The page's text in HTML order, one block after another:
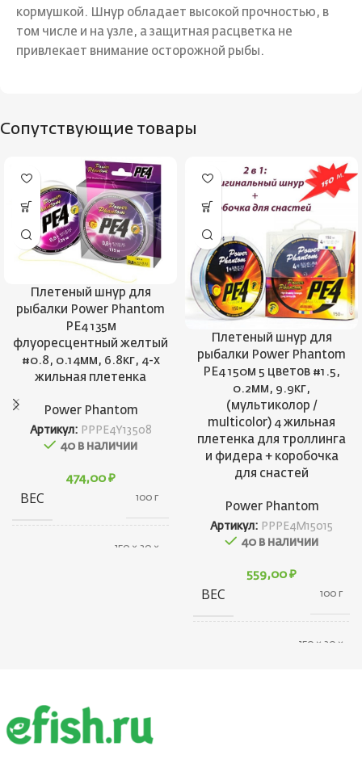
кормушкой. Шнур обладает высокой прочностью, в
том числе и на узле, а защитная расцветка не
привлекает внимание осторожной рыбы.
Сопутствующие товары
Плетеный шнур для
рыбалки Power Phantom
PE4 135м
флуоресцентный желтый
#0.8, 0.14мм, 6.8кг, 4-х
жильная плетенка
Power Phantom
Артикул: PPPE4Y13508
40 в наличии
474,00 ₽
ВЕС 100 г
150 × 30 ×
ТОЛЩИНА, ММ 0.14
Плетеный шнур для
рыбалки Power Phantom
PE4 150м 5 цветов #1.5,
0.2мм, 9.9кг,
(мультиколор /
multicolor) 4 жильная
плетенка для троллинга
и фидера + коробочка
для снастей
Power Phantom
Артикул: PPPE4M15015
40 в наличии
559,00 ₽
ВЕС 100 г
150 × 30 ×